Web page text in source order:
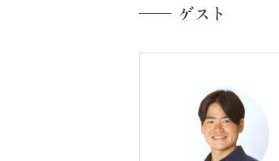
ゲスト